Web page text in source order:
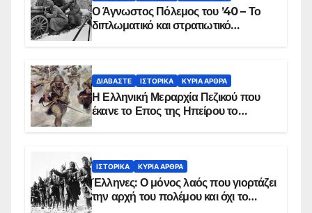
Ο Άγνωστος Πόλεμος του ’40 – Το
διπλωματικό και στρατιωτικό
ΔΙΑΒΆΣΤΕ ΙΣΤΟΡΙΚΆ ΚΥΡΙΑ ΑΡΘΡΑ
Η Ελληνική Μεραρχία Πεζικού που
έκανε το Επος της Ηπείρου το
ΙΣΤΟΡΙΚΆ ΚΥΡΙΑ ΑΡΘΡΑ
Έλληνες: Ο μόνος λαός που γιορτάζει
την αρχή του πολέμου και όχι το